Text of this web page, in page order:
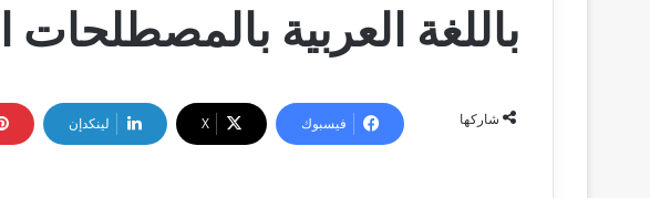
باللغة العربية بالمصطلحات
شاركها فيسبوك ‫X لينكدإن